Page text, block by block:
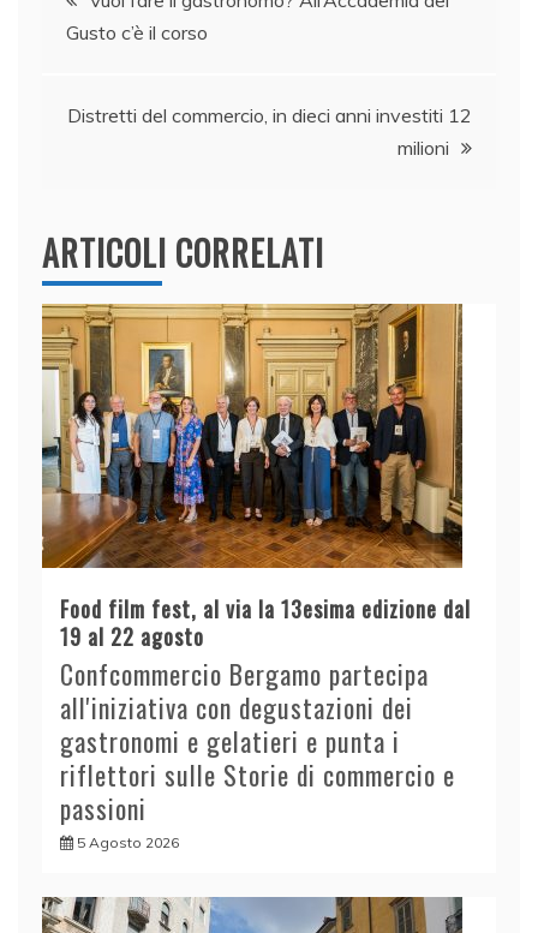
o
k
n
articoli
Gusto c’è il corso
Distretti del commercio, in dieci anni investiti 12
milioni
ARTICOLI CORRELATI
Food film fest, al via la 13esima edizione dal
19 al 22 agosto
Confcommercio Bergamo partecipa
all'iniziativa con degustazioni dei
gastronomi e gelatieri e punta i
riflettori sulle Storie di commercio e
passioni
5 Agosto 2026